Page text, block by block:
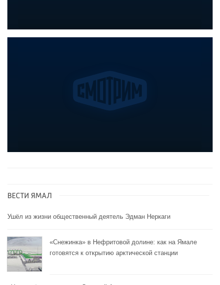
ВЕСТИ ЯМАЛ
Ушёл из жизни общественный деятель Эдман Неркаги
«Снежинка» в Нефритовой долине: как на Ямале
готовятся к открытию арктической станции